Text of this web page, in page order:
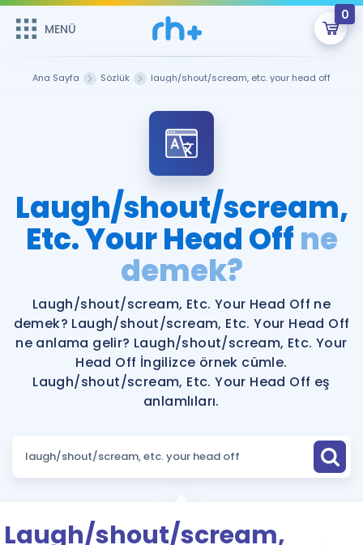
MENÜ
0
Şifremi Hatırlamıyorum
ÜYE DEĞİLİM
Sepetin Şu An Boş.
Remzi Hoca ile seni sınava hazırlayacak onlarca eğitim seni
bekliyor!
MENÜ
Kitaplar ve Kaynaklar
Katılımcı Görüşleri
Faydalı Araçlar
Ücretsiz Kaynaklar
Sözlük
Puan Hesaplama
ÖSYM Sınav Takvimi
Blog
Blog
İngilizce Gramer
Hakkımızda
Kariyer
Soru & Cevap
İletişim
Ana Sayfa Sözlük laugh/shout/scream, etc. your head off
Laugh/shout/scream,
Etc. Your Head Offne
demek?
Laugh/shout/scream, Etc. Your Head Off ne
demek? Laugh/shout/scream, Etc. Your Head Off
ne anlama gelir? Laugh/shout/scream, Etc. Your
Head Off İngilizce örnek cümle.
Laugh/shout/scream, Etc. Your Head Off eş
anlamlıları.
Laugh/shout/scream,